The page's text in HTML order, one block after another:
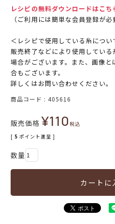
レシピの無料ダウンロードはこ
（ご利用には簡単な会員登録が必
＜レシピで使用している糸につい
販売終了などにより使用してい
場合がございます。また、画像
合もございます。
詳しくはお問い合わせください。
商品コード 405616
販売価格 ¥110税込
[ 5 ポイント進呈 ]
カートに